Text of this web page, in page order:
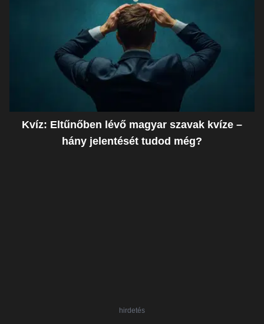
Kvíz: Eltűnőben lévő magyar szavak kvíze –
hány jelentését tudod még?
hirdetés